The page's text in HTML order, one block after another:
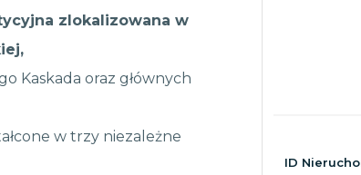
zlokalizowana w
Kaskada oraz głównych
w trzy niezależne
ID